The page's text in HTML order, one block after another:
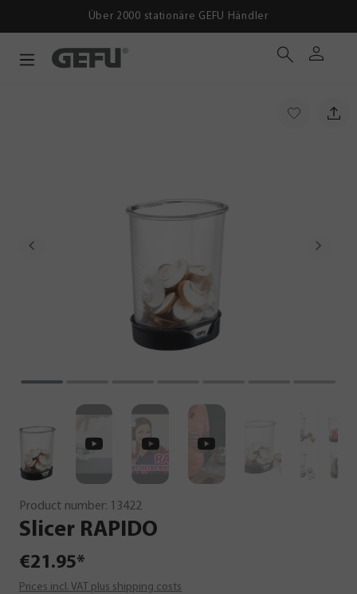
Über 2000 stationäre GEFU Händler
Product number: 13422
Slicer RAPIDO
€21.95*
Prices incl. VAT plus shipping costs